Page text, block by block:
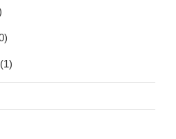
(1)